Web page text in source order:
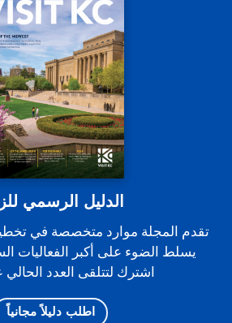
الدليل الرسمي
تقدم المجلة موارد متخصصة في
يسلط الضوء على أكبر الفعاليات
اشترك لتتلقى العدد الحالي
اطلب دليلاً مجانياً